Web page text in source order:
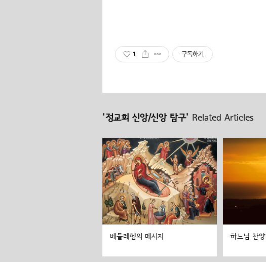
1 구독하기
'정교회 신앙/신앙 탐구' Related Articles
베들레헴의 메시지 하느님 찬양